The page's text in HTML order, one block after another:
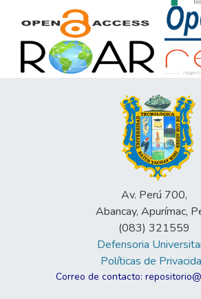
Av. Perú 700,
Abancay, Apurímac,
(083) 321559
Defensoria
Políticas de
Correo de contacto: